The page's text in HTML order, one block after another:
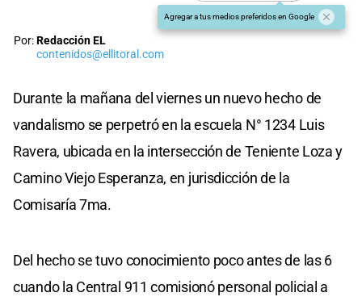
Agregar a tus medios preferidos en Google
Por:Redacción EL
contenidos@ellitoral.com
Durante la mañana del viernes un nuevo hecho de
vandalismo se perpetró en la escuela N° 1234 Luis
Ravera, ubicada en la intersección de Teniente Loza y
Camino Viejo Esperanza, en jurisdicción de la
Comisaría 7ma.
Del hecho se tuvo conocimiento poco antes de las 6
cuando la Central 911 comisionó personal policial a